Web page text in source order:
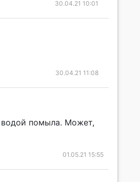
30.04.21 10:01
30.04.21 11:08
помыла. Может,
01.05.21 15:55